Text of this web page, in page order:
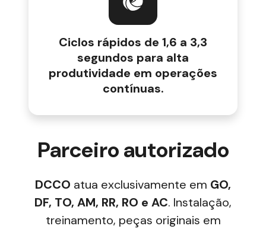
Ciclos rápidos de 1,6 a 3,3
segundos para alta
produtividade em operações
contínuas.
Parceiro autorizado
DCCO atua exclusivamente em GO,
DF, TO, AM, RR, RO e AC. Instalação,
treinamento, peças originais em